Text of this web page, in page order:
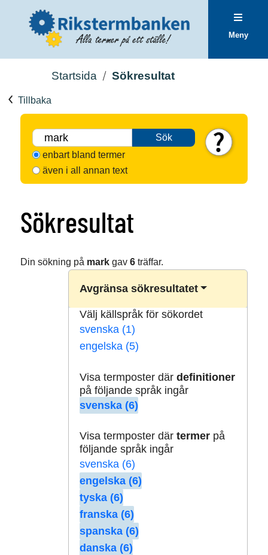
Meny
Startsida Sökresultat
Tillbaka
Sök
enbart bland termer
även i all annan text
Sökresultat
Din sökning på markgav 6träffar.
Avgränsa sökresultatet
Välj källspråk för sökordet
svenska (1)
engelska (5)
Visa termposter där definitioner
på följande språk ingår
svenska (6)
Visa termposter där termerpå
följande språk ingår
svenska (6)
engelska (6)
tyska (6)
franska (6)
spanska (6)
danska (6)